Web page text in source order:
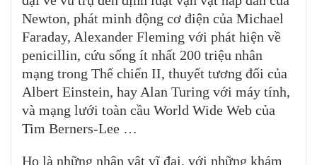
Newton, phát minh động cơ điện của Michael
Faraday, Alexander Fleming với phát hiện về
penicillin, cứu sống ít nhất 200 triệu nhân
mạng trong Thế chiến II, thuyết tương đối của
Albert Einstein, hay Alan Turing với máy tính,
và mạng lưới toàn cầu World Wide Web của
Tim Berners-Lee …
Họ là những nhân vật vĩ đại, với những khám